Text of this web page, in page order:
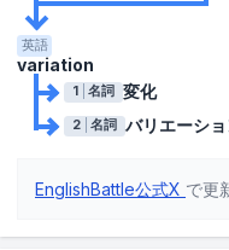
英語
variation
1 名詞 変化
2 名詞 バリエーシ
EnglishBattle公式X で更